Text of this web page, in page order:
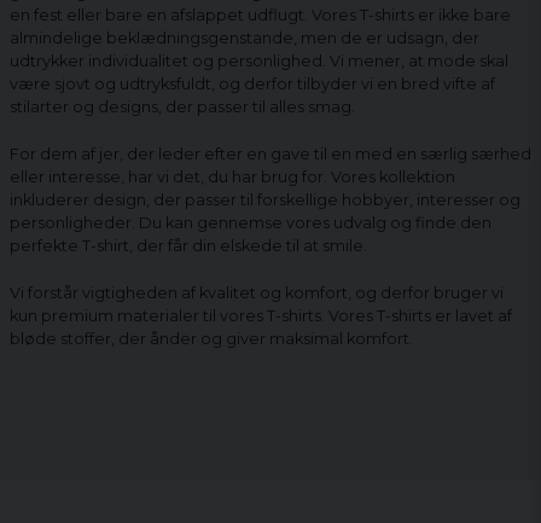
en fest eller bare en afslappet udflugt. Vores T-shirts er ikke bare
almindelige beklædningsgenstande, men de er udsagn, der
udtrykker individualitet og personlighed. Vi mener, at mode skal
være sjovt og udtryksfuldt, og derfor tilbyder vi en bred vifte af
stilarter og designs, der passer til alles smag.
For dem af jer, der leder efter en gave til en med en særlig særhed
eller interesse, har vi det, du har brug for. Vores kollektion
inkluderer design, der passer til forskellige hobbyer, interesser og
personligheder. Du kan gennemse vores udvalg og finde den
perfekte T-shirt, der får din elskede til at smile.
Vi forstår vigtigheden af ​​kvalitet og komfort, og derfor bruger vi
kun premium materialer til vores T-shirts. Vores T-shirts er lavet af
bløde stoffer, der ånder og giver maksimal komfort.